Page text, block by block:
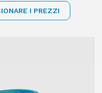
I PREZZI